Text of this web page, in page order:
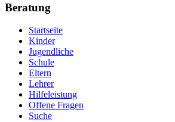
Beratung
Startseite
Kinder
Jugendliche
Schule
Eltern
Lehrer
Hilfeleistung
Offene Fragen
Suche